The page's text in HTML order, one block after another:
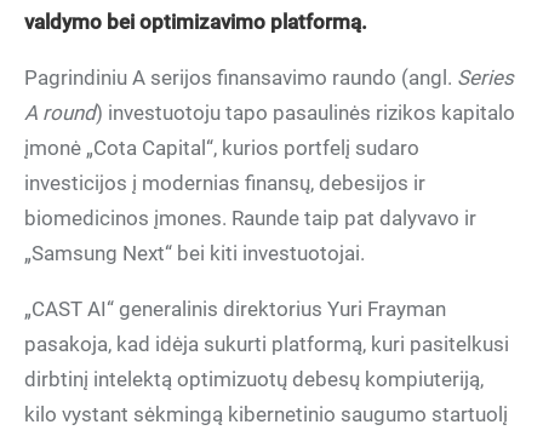
valdymo bei optimizavimo platformą.
Pagrindiniu A serijos finansavimo raundo (angl. Series
A round) investuotoju tapo pasaulinės rizikos kapitalo
įmonė „Cota Capital“, kurios portfelį sudaro
investicijos į modernias finansų, debesijos ir
biomedicinos įmones. Raunde taip pat dalyvavo ir
„Samsung Next“ bei kiti investuotojai.
„CAST AI“ generalinis direktorius Yuri Frayman
pasakoja, kad idėja sukurti platformą, kuri pasitelkusi
dirbtinį intelektą optimizuotų debesų kompiuteriją,
kilo vystant sėkmingą kibernetinio saugumo startuolį